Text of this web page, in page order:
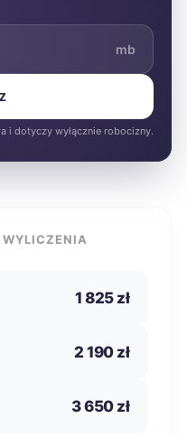
mb
i dotyczy wyłącznie robocizny.
WYLICZENIA
1 825 zł
2 190 zł
3 650 zł